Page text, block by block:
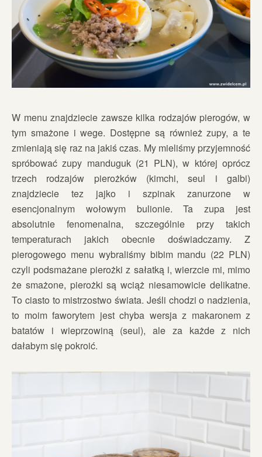
W menu znajdziecie zawsze kilka rodzajów pierogów, w
tym smażone i wege. Dostępne są również zupy, a te
zmieniają się raz na jakiś czas. My mieliśmy przyjemność
spróbować zupy manduguk (21 PLN), w której oprócz
trzech rodzajów pierożków (kimchi, seul i galbi)
znajdziecie tez jajko i szpinak zanurzone w
esencjonalnym wołowym bulionie. Ta zupa jest
absolutnie fenomenalna, szczególnie przy takich
temperaturach jakich obecnie doświadczamy. Z
pierogowego menu wybraliśmy bibim mandu (22 PLN)
czyli podsmażane pierożki z sałatką i, wierzcie mi, mimo
że smażone, pierożki są wciąż niesamowicie delikatne.
To ciasto to mistrzostwo świata. Jeśli chodzi o nadzienia,
to moim faworytem jest chyba wersja z makaronem z
batatów i wieprzowiną (seul), ale za każde z nich
dałabym się pokroić.